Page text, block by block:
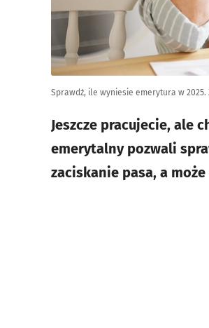
Sprawdź, ile wyniesie emerytura w
Jeszcze pracujecie, ale
emerytalny pozwali
zaciskanie pasa, a